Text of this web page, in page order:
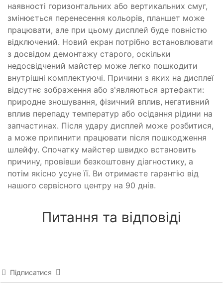
наявності горизонтальних або вертикальних смуг,
змінюється перенесення кольорів, планшет може
працювати, але при цьому дисплей буде повністю
відключений. Новий екран потрібно встановлювати
з досвідом демонтажу старого, оскільки
недосвідчений майстер може легко пошкодити
внутрішні комплектуючі. Причини з яких на дисплеї
відсутнє зображення або з'являються артефакти:
природне зношування, фізичний вплив, негативний
вплив перепаду температур або осідання рідини на
запчастинах. Після удару дисплей може розбитися,
а може припинити працювати після пошкодження
шлейфу. Спочатку майстер швидко встановить
причину, провівши безкоштовну діагностику, а
потім якісно усуне її. Ви отримаєте гарантію від
нашого сервісного центру на 90 днів.
Питання та відповіді
Підписатися